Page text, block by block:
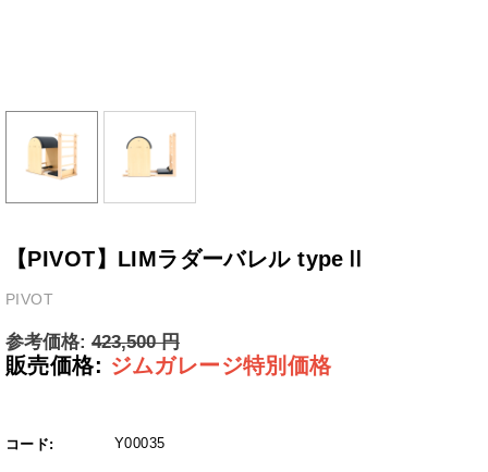
【PIVOT】LIMラダーバレル typeⅡ
PIVOT
参考価格: 423,500 円
販売価格: ジムガレージ特別価格
コード: Y00035